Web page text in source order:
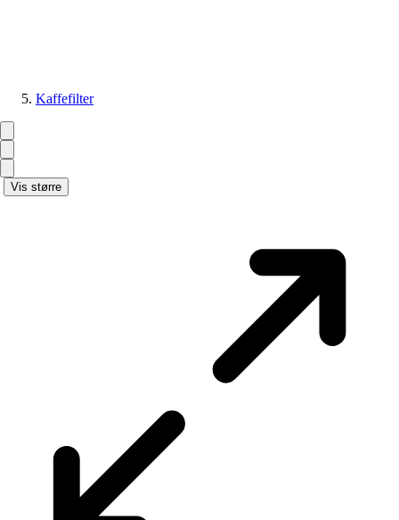
Kaffefilter
Vis større